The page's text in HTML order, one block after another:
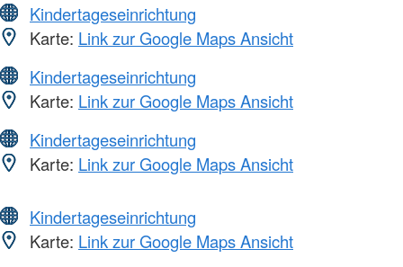
Kindertageseinrichtung
Karte: Link zur Google Maps Ansicht
Kindertageseinrichtung
Karte: Link zur Google Maps Ansicht
Kindertageseinrichtung
Karte: Link zur Google Maps Ansicht
Kindertageseinrichtung
Karte: Link zur Google Maps Ansicht